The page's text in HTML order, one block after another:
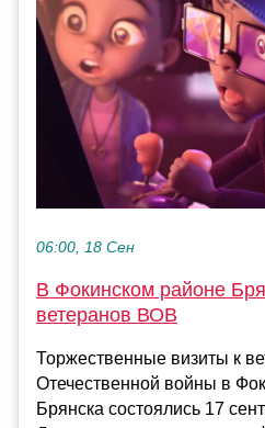
06:00, 18 Сен
В Фокинском районе
ветеранов ВОВ
Торжественные визиты к
Отечественной войны в
Брянска состоялись 17